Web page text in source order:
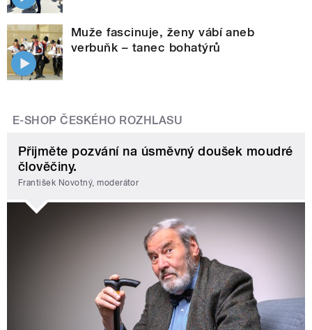
Muže fascinuje, ženy vábí aneb
verbuňk – tanec bohatýrů
E-SHOP ČESKÉHO ROZHLASU
Přijměte pozvání na úsměvný doušek moudré
člověčiny.
František Novotný, moderátor